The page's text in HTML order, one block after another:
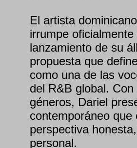
El artista
irrumpe
lanzamiento de su
propuesta que
como una de las
del R&B global.
géneros, Dariel
contemporáneo
perspectiva
personal.